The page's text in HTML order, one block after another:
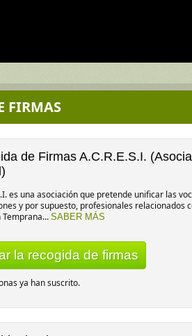
FIRMAS
de Firmas A.C.R.E.S.I.
es una asociación que pretende unificar las
y por supuesto, profesionales relacionados
SABER MÁS
la recogida de firmas
ya han suscrito.